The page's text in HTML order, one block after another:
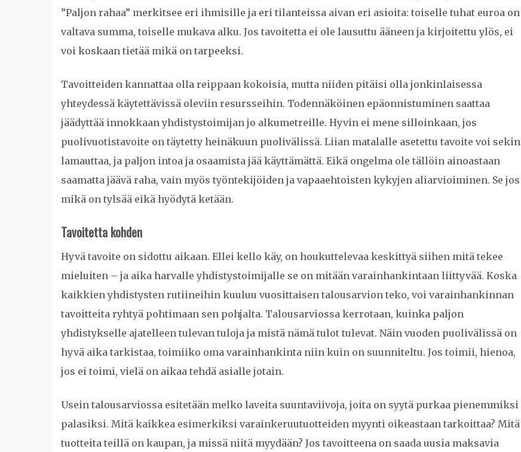
”Paljon rahaa” merkitsee eri ihmisille ja eri tilanteissa aivan eri asioita: toiselle tuhat euroa on
valtava summa, toiselle mukava alku. Jos tavoitetta ei ole lausuttu ääneen ja kirjoitettu ylös, ei
voi koskaan tietää mikä on tarpeeksi.
Tavoitteiden kannattaa olla reippaan kokoisia, mutta niiden pitäisi olla jonkinlaisessa
yhteydessä käytettävissä oleviin resursseihin. Todennäköinen epäonnistuminen saattaa
jäädyttää innokkaan yhdistystoimijan jo alkumetreille. Hyvin ei mene silloinkaan, jos
puolivuotistavoite on täytetty heinäkuun puolivälissä. Liian matalalle asetettu tavoite voi sekin
lamauttaa, ja paljon intoa ja osaamista jää käyttämättä. Eikä ongelma ole tällöin ainoastaan
saamatta jäävä raha, vain myös työntekijöiden ja vapaaehtoisten kykyjen aliarvioiminen. Se jos
mikä on tylsää eikä hyödytä ketään.
Tavoitetta kohden
Hyvä tavoite on sidottu aikaan. Ellei kello käy, on houkuttelevaa keskittyä siihen mitä tekee
mieluiten – ja aika harvalle yhdistystoimijalle se on mitään varainhankintaan liittyvää. Koska
kaikkien yhdistysten rutiineihin kuuluu vuosittaisen talousarvion teko, voi varainhankinnan
tavoitteita ryhtyä pohtimaan sen pohjalta. Talousarviossa kerrotaan, kuinka paljon
yhdistykselle ajatelleen tulevan tuloja ja mistä nämä tulot tulevat. Näin vuoden puolivälissä on
hyvä aika tarkistaa, toimiiko oma varainhankinta niin kuin on suunniteltu. Jos toimii, hienoa,
jos ei toimi, vielä on aikaa tehdä asialle jotain.
Usein talousarviossa esitetään melko laveita suuntaviivoja, joita on syytä purkaa pienemmiksi
palasiksi. Mitä kaikkea esimerkiksi varainkeruutuotteiden myynti oikeastaan tarkoittaa? Mitä
tuotteita teillä on kaupan, ja missä niitä myydään? Jos tavoitteena on saada uusia maksavia